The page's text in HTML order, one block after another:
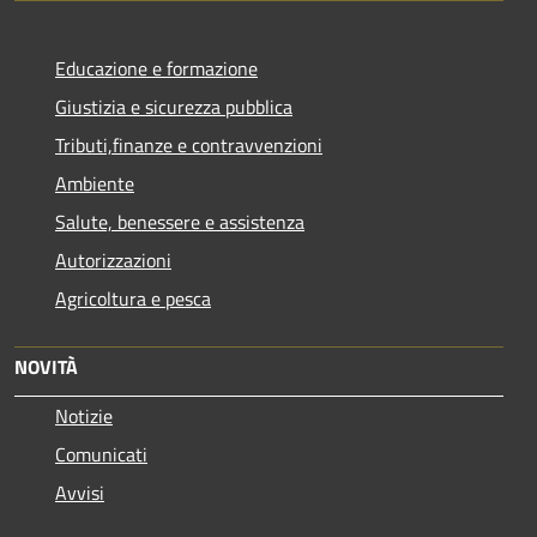
Educazione e formazione
Giustizia e sicurezza pubblica
Tributi,finanze e contravvenzioni
Ambiente
Salute, benessere e assistenza
Autorizzazioni
Agricoltura e pesca
NOVITÀ
Notizie
Comunicati
Avvisi